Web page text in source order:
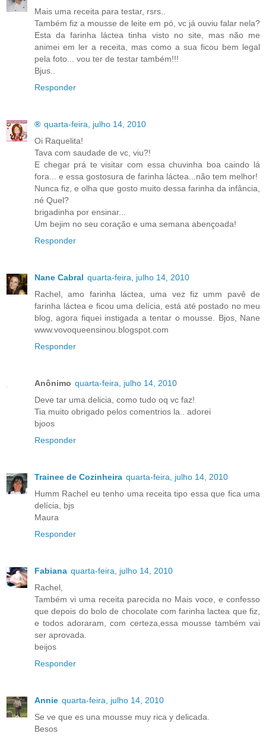
Mais uma receita para testar, rsrs..
Também fiz a mousse de leite em pó, vc já ouviu falar nela?
Esta da farinha láctea tinha visto no site, mas não me
animei em ler a receita, mas como a sua ficou bem legal
pela foto... vou ter de testar também!!!
Bjus..
Responder
® quarta-feira, julho 14, 2010
Oi Raquelita!
Tava com saudade de vc, viu?!
E chegar prá te visitar com essa chuvinha boa caindo lá
fora... e essa gostosura de farinha láctea...não tem melhor!
Nunca fiz, e olha que gosto muito dessa farinha da infância,
né Quel?
brigadinha por ensinar...
Um bejim no seu coração e uma semana abençoada!
Responder
Nane Cabral quarta-feira, julho 14, 2010
Rachel, amo farinha láctea, uma vez fiz umm pavê de
farinha láctea e ficou uma delícia, está até postado no meu
blog, agora fiquei instigada a tentar o mousse. Bjos, Nane
www.vovoqueensinou.blogspot.com
Responder
Anônimo quarta-feira, julho 14, 2010
Deve tar uma delicia, como tudo oq vc faz!
Tia muito obrigado pelos comentrios la.. adorei
bjoos
Responder
Trainee de Cozinheira quarta-feira, julho 14, 2010
Humm Rachel eu tenho uma receita tipo essa que fica uma
delícia, bjs
Maura
Responder
Fabiana quarta-feira, julho 14, 2010
Rachel,
Também vi uma receita parecida no Mais voce, e confesso
que depois do bolo de chocolate com farinha lactea que fiz,
e todos adoraram, com certeza,essa mousse também vai
ser aprovada.
beijos
Responder
Annie quarta-feira, julho 14, 2010
Se ve que es una mousse muy rica y delicada.
Besos